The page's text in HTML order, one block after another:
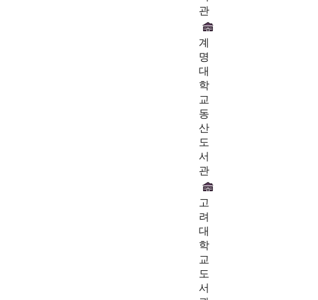
관
계
명
대
학
교
동
산
도
서
관
고
려
대
학
교
도
서